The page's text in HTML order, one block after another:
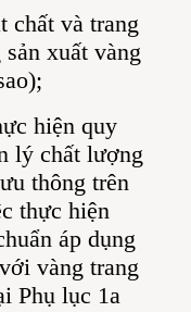
chất và trang
xuất vàng
hiện quy
lý chất lượng
thông trên
thực hiện
áp dụng
vàng trang
Phụ lục 1a